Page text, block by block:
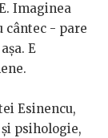
Imaginea
cântec - pare
E
Esinencu,
psihologie,